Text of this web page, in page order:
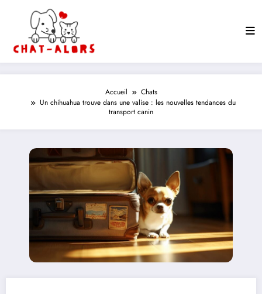
Accueil
Chats
Un chihuahua trouve dans une valise : les nouvelles tendances du
transport canin